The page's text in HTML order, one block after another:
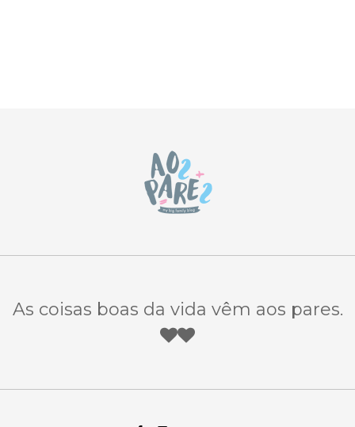
As coisas boas da vida vêm aos pares.